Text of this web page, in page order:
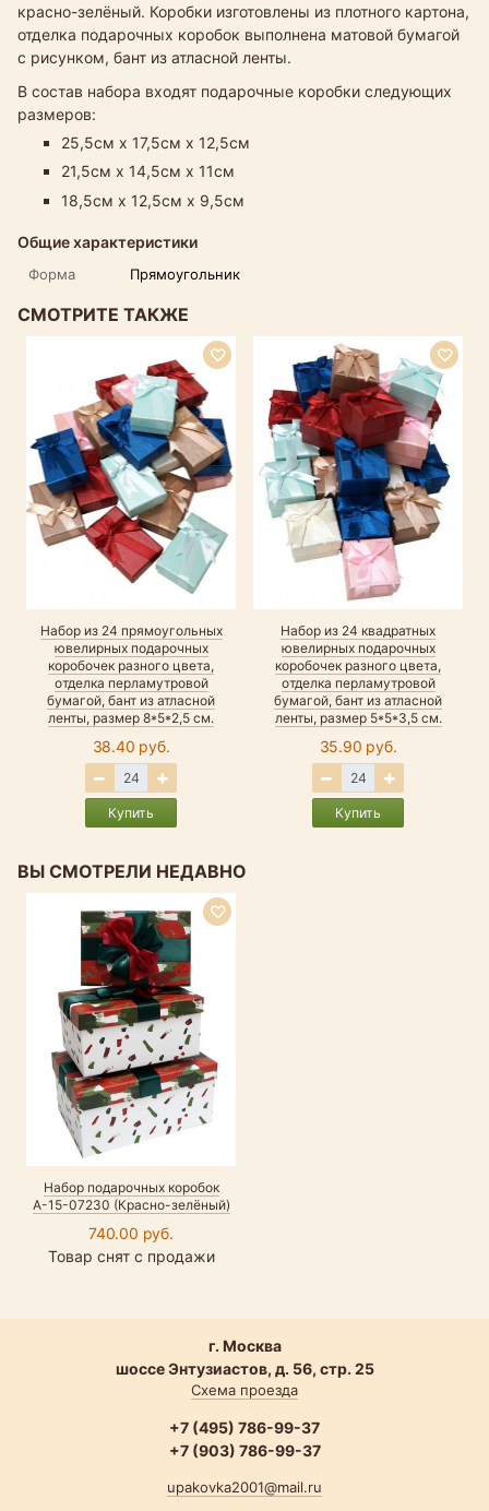
красно-зелёный. Коробки изготовлены из плотного картона,
отделка подарочных коробок выполнена матовой бумагой
с рисунком, бант из атласной ленты.
В состав набора входят подарочные коробки следующих
размеров:
25,5см х 17,5см х 12,5см
21,5см х 14,5см х 11см
18,5см х 12,5см х 9,5см
Общие характеристики
Форма Прямоугольник
СМОТРИТЕ ТАКЖЕ
Набор из 24 прямоугольных
ювелирных подарочных
коробочек разного цвета,
отделка перламутровой
бумагой, бант из атласной
ленты, размер 8*5*2,5 см.
38.40 руб.
Купить
Набор из 24 квадратных
ювелирных подарочных
коробочек разного цвета,
отделка перламутровой
бумагой, бант из атласной
ленты, размер 5*5*3,5 см.
35.90 руб.
Купить
ВЫ СМОТРЕЛИ НЕДАВНО
Набор подарочных коробок
А-15-07230 (Красно-зелёный)
740.00 руб.
Товар снят с продажи
г. Москва
шоссе Энтузиастов, д. 56, стр. 25
Схема проезда
+7 (495) 786-99-37
+7 (903) 786-99-37
upakovka2001@mail.ru